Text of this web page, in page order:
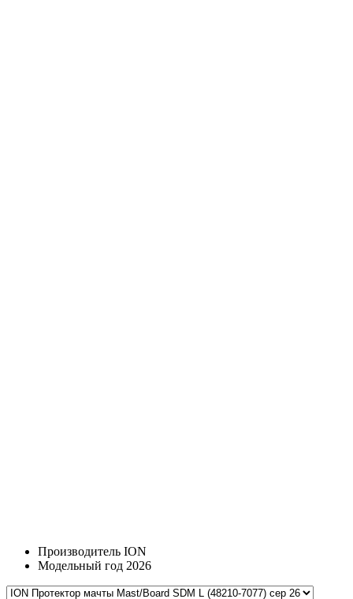
Производитель ION
Модельный год 2026